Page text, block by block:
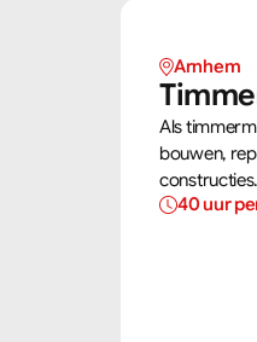
Arnhem
Als
bouwen,
trappen tot
40 uur